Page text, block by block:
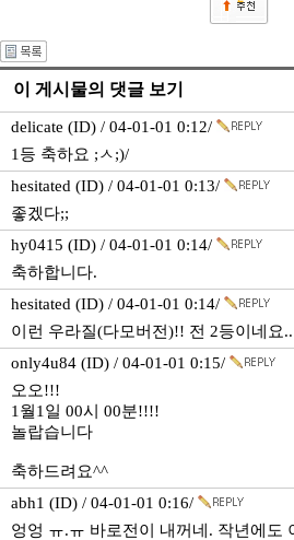
이 게시물의 댓글 보기
delicate (ID) / 04-01-01 0:12/
1등 축하요 ;ㅅ;)/
hesitated (ID) / 04-01-01 0:13/
좋겠다;;
hy0415 (ID) / 04-01-01 0:14/
축하합니다.
hesitated (ID) / 04-01-01 0:14/
이런 우라질(다모버전)!! 전 2등이네요
only4u84 (ID) / 04-01-01 0:15/
오오!!!
1월1일 00시 00분!!!!
놀랍습니다
축하드려요^^
abh1 (ID) / 04-01-01 0:16/
엉엉 ㅠ.ㅠ 바로전이 내꺼네. 작년에도